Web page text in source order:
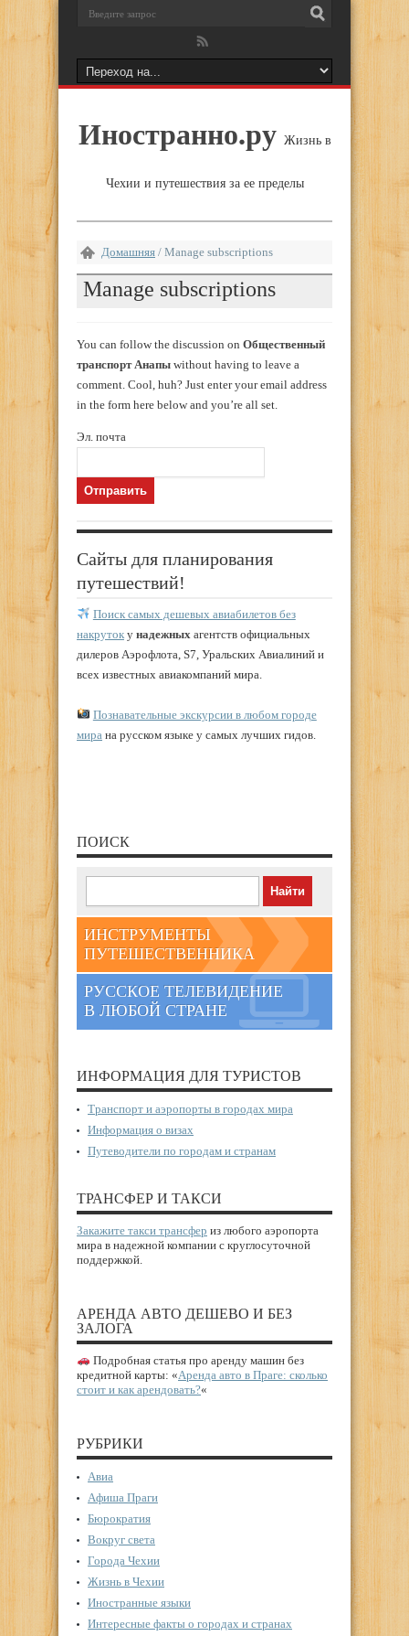
Иностранно.ру Жизнь в
Чехии и путешествия за ее пределы
Домашняя / Manage subscriptions
Manage subscriptions
You can follow the discussion on Общественный
транспорт Анапы without having to leave a
comment. Cool, huh? Just enter your email address
in the form here below and you’re all set.
Эл. почта
Сайты для планирования
путешествий!
Поиск самых дешевых авиабилетов без
накруток у надежных агентств официальных
дилеров Аэрофлота, S7, Уральских Авиалиний и
всех известных авиакомпаний мира.
Познавательные экскурсии в любом городе
мира на русском языке у самых лучших гидов.
ПОИСК
ИНСТРУМЕНТЫ
ПУТЕШЕСТВЕННИКА
РУССКОЕ ТЕЛЕВИДЕНИЕ
В ЛЮБОЙ СТРАНЕ
ИНФОРМАЦИЯ ДЛЯ ТУРИСТОВ
Транспорт и аэропорты в городах мира
Информация о визах
Путеводители по городам и странам
ТРАНСФЕР И ТАКСИ
Закажите такси трансфер из любого аэропорта
мира в надежной компании с круглосуточной
поддержкой.
АРЕНДА АВТО ДЕШЕВО И БЕЗ
ЗАЛОГА
Подробная статья про аренду машин без
кредитной карты: «Аренда авто в Праге: сколько
стоит и как арендовать?«
РУБРИКИ
Авиа
Афиша Праги
Бюрократия
Вокруг света
Города Чехии
Жизнь в Чехии
Иностранные языки
Интересные факты о городах и странах